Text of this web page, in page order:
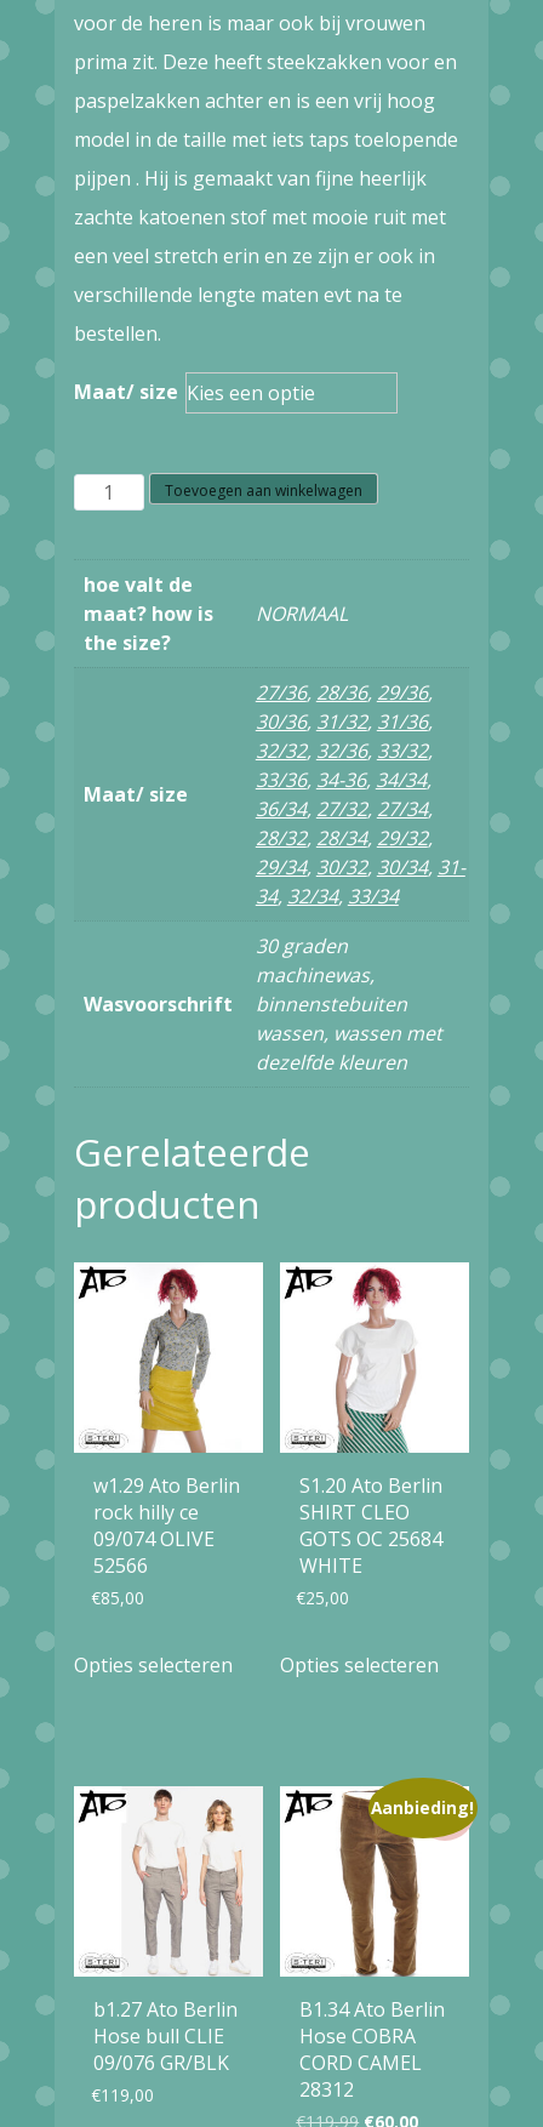
voor de heren is maar ook bij vrouwen
prima zit. Deze heeft steekzakken voor en
paspelzakken achter en is een vrij hoog
model in de taille met iets taps toelopende
pijpen . Hij is gemaakt van fijne heerlijk
zachte katoenen stof met mooie ruit met
een veel stretch erin en ze zijn er ook in
verschillende lengte maten evt na te
bestellen.
Maat/ size
B1.8
Hose
JORJO
52537
Toevoegen aan winkelwagen
hoe valt de
maat? how is
the size?
NORMAAL
Maat/ size
27/36, 28/36, 29/36,
30/36, 31/32, 31/36,
32/32, 32/36, 33/32,
33/36, 34-36, 34/34,
36/34, 27/32, 27/34,
28/32, 28/34, 29/32,
29/34, 30/32, 30/34, 31-
34, 32/34, 33/34
Wasvoorschrift
30 graden
machinewas,
binnenstebuiten
wassen, wassen met
dezelfde kleuren
Gerelateerde
producten
w1.29 Ato Berlin
rock hilly ce
09/074 OLIVE
52566
€85,00
Opties selecteren
product
variaties.
Deze
optie
kan
gekozen
productpagina
S1.20 Ato Berlin
SHIRT CLEO
GOTS OC 25684
WHITE
€25,00
Opties selecteren
variaties.
Deze
worden
b1.27 Ato Berlin
Hose bull CLIE
09/076 GR/BLK
€119,00
Aanbieding!
B1.34 Ato Berlin
Hose COBRA
CORD CAMEL
28312
€119,99 Oorspronkelijke
€60,00Huidige